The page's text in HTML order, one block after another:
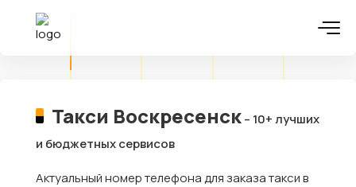
Такси Воскресенск– 10+ лучших
и бюджетных сервисов
Актуальный номер телефона для заказа такси в